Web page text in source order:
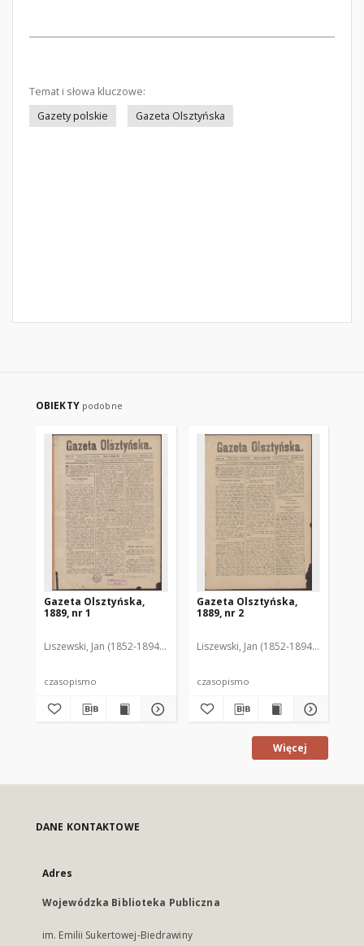
Temat i słowa kluczowe:
Gazety polskie
Gazeta Olsztyńska
OBIEKTY podobne
Gazeta Olsztyńska,
1889, nr 1
Liszewski, Jan (1852-1894). Red.
czasopismo
Gazeta Olsztyńska,
1889, nr 2
Liszewski, Jan (1852-1894). Red.
czasopismo
Więcej
DANE KONTAKTOWE
Adres
Wojewódzka Biblioteka Publiczna
im. Emilii Sukertowej-Biedrawiny